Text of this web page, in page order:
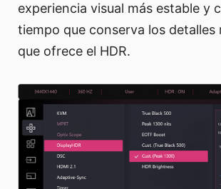
experiencia visual más estable y
tiempo que conserva los detalles
que ofrece el HDR.